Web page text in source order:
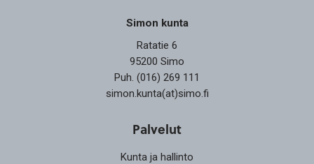
Simon kunta
Ratatie 6
95200 Simo
Puh. (016) 269 111
simon.kunta(at)simo.fi
Palvelut
Kunta ja hallinto